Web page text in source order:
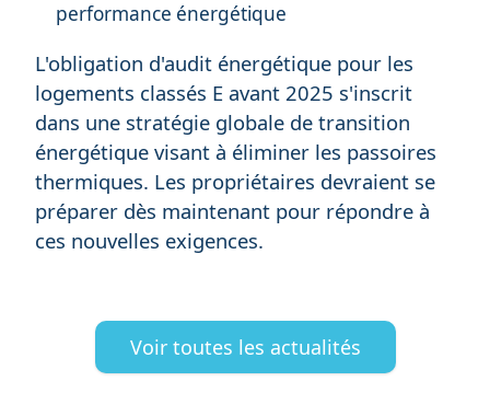
performance énergétique
L'obligation d'audit énergétique pour les
logements classés E avant 2025 s'inscrit
dans une stratégie globale de transition
énergétique visant à éliminer les passoires
thermiques. Les propriétaires devraient se
préparer dès maintenant pour répondre à
ces nouvelles exigences.
Voir toutes les actualités